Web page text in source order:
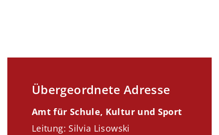
Übergeordnete Adresse
Amt für Schule, Kultur und Sport
Leitung: Silvia Lisowski